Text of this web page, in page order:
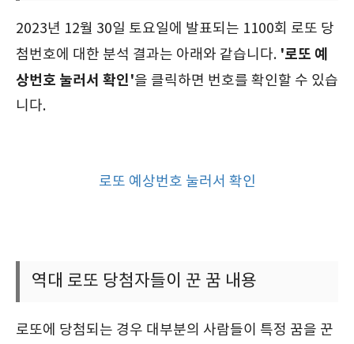
2023년 12월 30일 토요일에 발표되는 1100회 로또 당
첨번호에 대한 분석 결과는 아래와 같습니다. '로또 예
상번호 눌러서 확인'을 클릭하면 번호를 확인할 수 있습
니다.
로또 예상번호 눌러서 확인
역대 로또 당첨자들이 꾼 꿈 내용
로또에 당첨되는 경우 대부분의 사람들이 특정 꿈을 꾼